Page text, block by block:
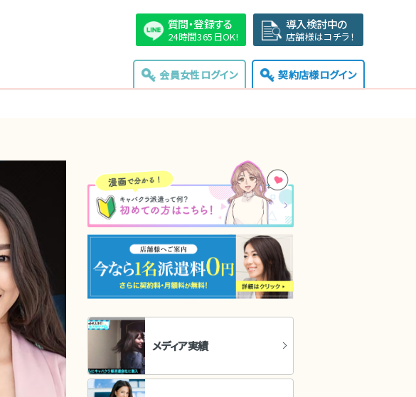
質問・登録する
24時間365日OK!
導入検討中の
店舗様はコチラ！
会員女性ログイン 契約店様ログイン
メディア実績